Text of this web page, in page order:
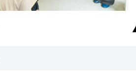
の様子 ▲古紙回